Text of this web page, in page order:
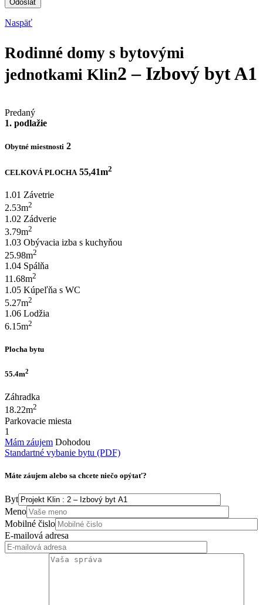
Naspäť
Rodinné domy s bytovými
jednotkami Klin2 – Izbový byt A1
Predaný
1. podlažie
Obytné miestnosti 2
CELKOVÁ PLOCHA 55,41m2
1.01 Závetrie
2.53m2
1.02 Zádverie
3.79m2
1.03 Obývacia izba s kuchyňou
25.98m2
1.04 Spálňa
11.68m2
1.05 Kúpeľňa s WC
5.27m2
1.06 Lodžia
6.15m2
Plocha bytu
55.4m2
Záhradka
18.22m2
Parkovacie miesta
1
Mám záujem Dohodou
Standartné vybanie bytu (PDF)
Máte záujem alebo sa chcete niečo opýtať?
Byt
Meno
Mobilné čislo
E-mailová adresa